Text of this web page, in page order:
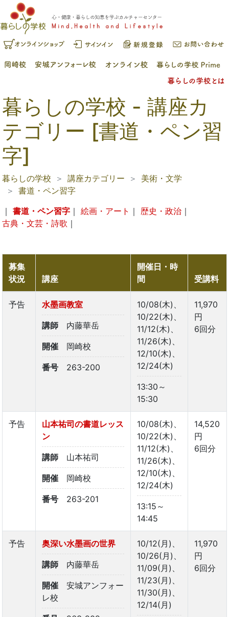
暮らしの学校 - 講座カ
テゴリー [書道・ペン習
字]
暮らしの学校 講座カテゴリー
美術・文学
書道・ペン習字
｜ 書道・ペン習字 ｜ 絵画・アート ｜ 歴史・政治 ｜
古典・文芸・詩歌 ｜
募集
状況
講座
開催日・時
間
受講料
予告 水墨画教室
講師 内藤華岳
開催 岡崎校
番号 263-200
10/08(木)、
10/22(木)、
11/12(木)、
11/26(木)、
12/10(木)、
12/24(木)
13:30～
15:30
11,970
円
6回分
予告
山本祐司の書道レッス
ン
講師 山本祐司
開催 岡崎校
番号 263-201
10/08(木)、
10/22(木)、
11/12(木)、
11/26(木)、
12/10(木)、
12/24(木)
13:15～
14:45
14,520
円
6回分
予告 奥深い水墨画の世界
講師 内藤華岳
開催
安城アンフォー
レ校
10/12(月)、
10/26(月)、
11/09(月)、
11/23(月)、
11/30(月)、
12/14(月)
11,970
円
6回分